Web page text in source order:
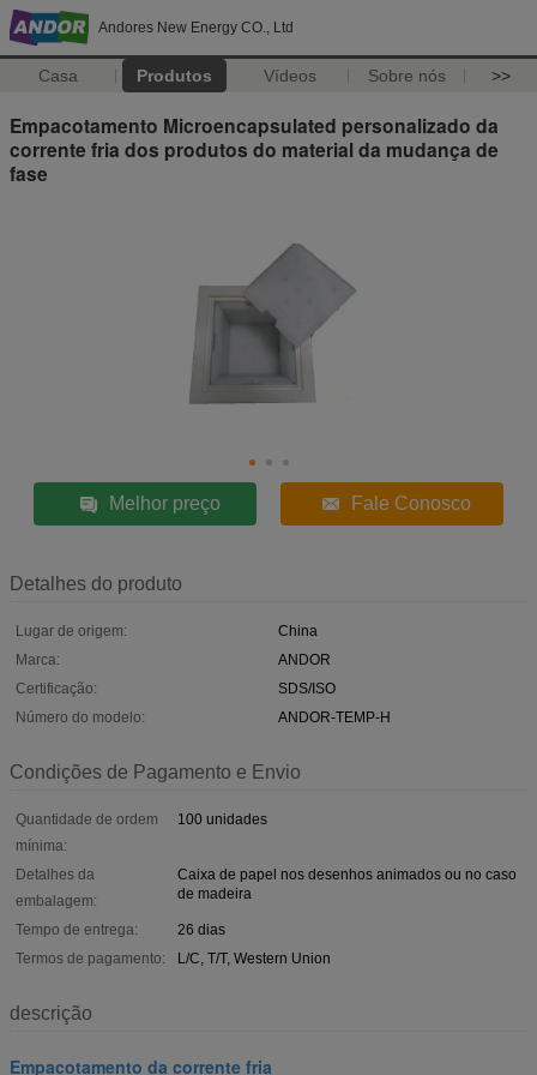
Andores New Energy CO., Ltd
Casa Produtos Vídeos Sobre nós >>
Empacotamento Microencapsulated personalizado da
corrente fria dos produtos do material da mudança de
fase
Melhor preço Fale Conosco
Detalhes do produto
Lugar de origem:
China
Marca:
ANDOR
Certificação:
SDS/ISO
Número do modelo:
ANDOR-TEMP-H
Condições de Pagamento e Envio
Quantidade de ordem
mínima:
100 unidades
Detalhes da
embalagem:
Caixa de papel nos desenhos animados ou no caso
de madeira
Tempo de entrega:
26 dias
Termos de pagamento:
L/C, T/T, Western Union
descrição
Empacotamento da corrente fria